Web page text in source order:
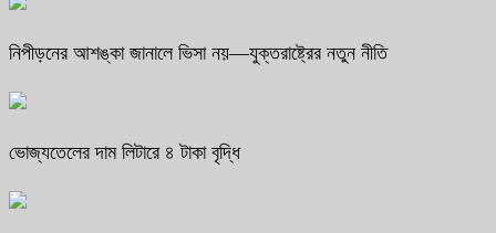
নিপীড়নের আশঙ্কা জানালে ভিসা নয়—যুক্তরাষ্ট্রের নতুন নীতি
ভোজ্যতেলের দাম লিটারে ৪ টাকা বৃদ্ধি